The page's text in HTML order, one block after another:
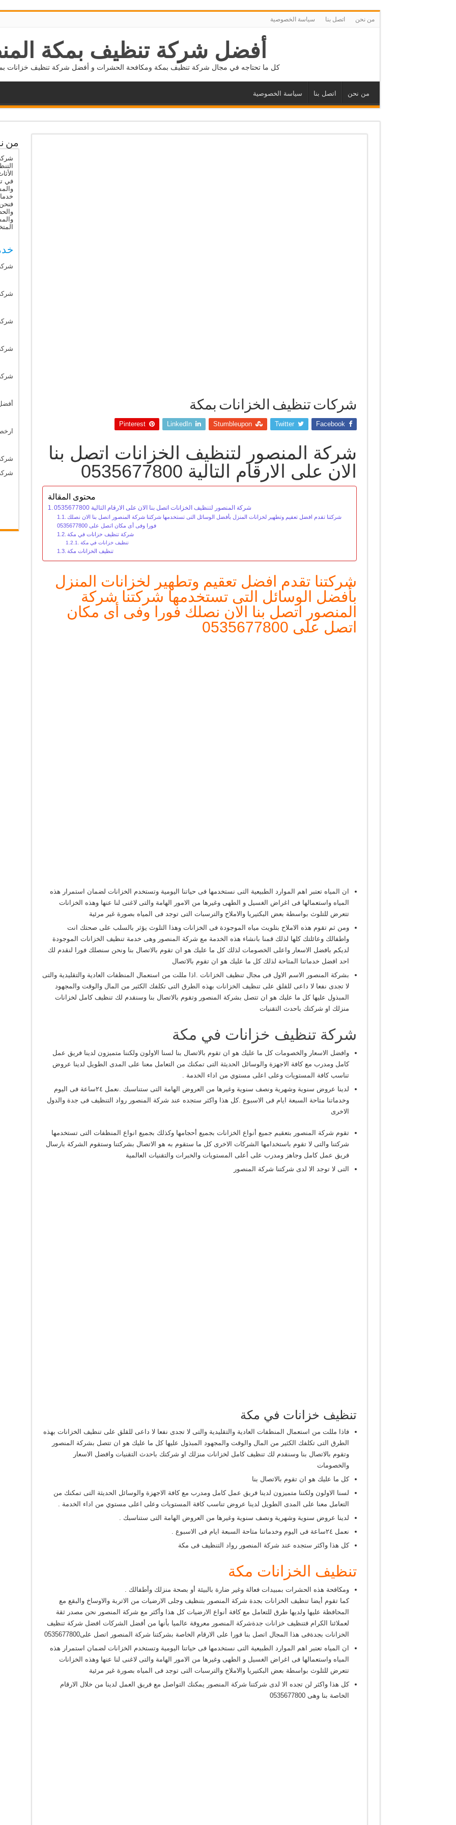
من نحن اتصل بنا سياسة الخصوصية
أفضل شركة تنظيف بمكة
كل ما تحتاجه في مجال شركة تنظيف بمكة ومكافحة الحشرات و أفضل شركة تنظيف خزانات بمكة
من نحن اتصل بنا سياسة الخصوصية
شركات تنظيف الخزانات بمكة
Facebook
Twitter
Stumbleupon
LinkedIn
Pinterest
شركة المنصور لتنظيف الخزانات اتصل بنا
الان على الارقام التالية 0535677800
محتوى المقالة
شركة المنصور لتنظيف الخزانات اتصل بنا الان على الارقام التالية 0535677800
شركتنا تقدم افضل تعقيم وتطهير لخزانات المنزل بأفضل الوسائل التى تستخدمها شركتنا شركة المنصور اتصل بنا الان نصلك
فورا وفى أى مكان اتصل على 0535677800
شركة تنظيف خزانات في مكة
تنظيف خزانات في مكة
تنظيف الخزانات مكة
شركتنا تقدم افضل تعقيم وتطهير لخزانات المنزل
بأفضل الوسائل التى تستخدمها شركتنا شركة
المنصور اتصل بنا الان نصلك فورا وفى أى مكان
اتصل على 0535677800
ان المياه تعتبر اهم الموارد الطبيعية التى نستخدمها فى حياتنا اليومية وتستخدم الخزانات لضمان استمرار هذه
المياه واستعمالها فى اغراض الغسيل و الطهى وغيرها من الامور الهامة والتى لاغنى لنا عنها وهذه الخزانات
تتعرض للتلوث بواسطة بعض البكتيريا والاملاح والترسبات التى توجد فى المياه بصورة غير مرئية
ومن ثم تقوم هذه الاملاح بتلويث مياه الموجودة فى الخزانات وهذا التلوث يؤثر بالسلب على صحتك انت
واطفالك وعائلتك كلها لذلك قمنا بانشاء هذه الخدمة مع شركة المنصور وهى خدمة تنظيف الخزانات الموجودة
لديكم بافضل الاسعار واعلى الخصومات لذلك كل ما عليك هو ان تقوم بالاتصال بنا ونحن سنصلك فورا لنقدم لك
احد افضل خدماتنا المتاحة لذلك كل ما عليك هو ان تقوم بالاتصال
بشركة المنصور الاسم الاول فى مجال تنظيف الخزانات .اذا مللت من استعمال المنظفات العادية والتقليدية والتى
لا تجدى نفعا لا داعى للقلق على تنظيف الخزانات بهذه الطرق التى تكلفك الكثير من المال والوقت والمجهود
المبذول عليها كل ما عليك هو ان تتصل بشركة المنصور وتقوم بالاتصال بنا وسنقدم لك تنظيف كامل لخزانات
منزلك او شركتك باحدث التقنيات
شركة تنظيف خزانات في مكة
وافضل الاسعار والخصومات كل ما عليك هو ان تقوم بالاتصال بنا لسنا الاولون ولكننا متميزون لدينا فريق عمل
كامل ومدرب مع كافة الاجهزة والوسائل الحديثة التى تمكنك من التعامل معنا على المدى الطويل لدينا عروض
تناسب كافة المستويات وعلى اعلى مستوي من اداء الخدمة .
لدينا عروض سنوية وشهرية ونصف سنوية وغيرها من العروض الهامة التى ستناسبك .نعمل ٢٤ساعة فى اليوم
وخدماتنا متاحة السبعة ايام فى الاسبوع .كل هذا واكثر ستجده عند شركة المنصور رواد التنظيف فى جدة والدول
الاخرى
تقوم شركة المنصور بتعقيم جميع أنواع الخزانات بجميع أحجامها وكذلك بجميع انواع المنظفات التى تستخدمها
شركتنا والتى لا تقوم باستخدامها الشركات الاخرى كل ما ستقوم به هو الاتصال بشركتنا وستقوم الشركة بارسال
فريق عمل كامل وجاهز ومدرب على أعلى المستويات والخبرات والتقنيات العالمية
التى لا توجد الا لدى شركتنا شركة المنصور
تنظيف خزانات في مكة
فاذا مللت من استعمال المنظفات العادية والتقليدية والتى لا تجدى نفعا لا داعى للقلق على تنظيف الخزانات بهذه
الطرق التى تكلفك الكثير من المال والوقت والمجهود المبذول عليها كل ما عليك هو ان تتصل بشركة المنصور
وتقوم بالاتصال بنا وسنقدم لك تنظيف كامل لخزانات منزلك او شركتك باحدث التقنيات وافضل الاسعار
والخصومات
كل ما عليك هو ان تقوم بالاتصال بنا
لسنا الاولون ولكننا متميزون لدينا فريق عمل كامل ومدرب مع كافة الاجهزة والوسائل الحديثة التى تمكنك من
التعامل معنا على المدى الطويل لدينا عروض تناسب كافة المستويات وعلى اعلى مستوي من اداء الخدمة .
لدينا عروض سنوية وشهرية ونصف سنوية وغيرها من العروض الهامة التى ستناسبك .
نعمل ٢٤ساعة فى اليوم وخدماتنا متاحة السبعة ايام فى الاسبوع .
كل هذا واكثر ستجده عند شركة المنصور رواد التنظيف فى مكة
تنظيف الخزانات مكة
ومكافحة هذه الحشرات بمبيدات فعالة وغير ضارة بالبيئة أو بصحة منزلك وأطفالك .
كما تقوم أيضا تنظيف الخزانات بجدة شركة المنصور بتنظيف وجلى الارضيات من الاتربة والاوساخ والبقع مع
المحافظة عليها ولديها طرق للتعامل مع كافة أنواع الارضيات كل هذا وأكثر مع شركة المنصور نحن مصدر ثقة
لعملائنا الكرام فتنظيف خزانات جدةشركة المنصور معروفة عالميا بأنها من أفضل الشركات افضل شركة تنظيف
الخزانات بجدةفى هذا المجال اتصل بنا فورا على الارقام الخاصة بشركتنا شركة المنصور اتصل على0535677800
ان المياه تعتبر اهم الموارد الطبيعية التى نستخدمها فى حياتنا اليومية وتستخدم الخزانات لضمان استمرار هذه
المياه واستعمالها فى اغراض الغسيل و الطهى وغيرها من الامور الهامة والتى لاغنى لنا عنها وهذه الخزانات
تتعرض للتلوث بواسطة بعض البكتيريا والاملاح والترسبات التى توجد فى المياه بصورة غير مرئية
كل هذا واكثر لن تجده الا لدى شركتنا شركة المنصور يمكنك التواصل مع فريق العمل لدينا من خلال الارقام
الخاصة بنا وهى 0535677800
من
في